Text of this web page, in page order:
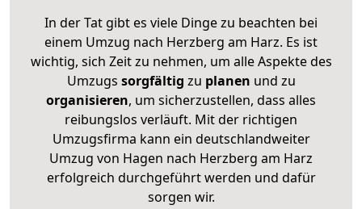
In der Tat gibt es viele Dinge zu beachten bei
einem Umzug nach Herzberg am Harz. Es ist
wichtig, sich Zeit zu nehmen, um alle Aspekte des
Umzugs sorgfältig zu planen und zu
organisieren, um sicherzustellen, dass alles
reibungslos verläuft. Mit der richtigen
Umzugsfirma kann ein deutschlandweiter
Umzug von Hagen nach Herzberg am Harz
erfolgreich durchgeführt werden und dafür
sorgen wir.